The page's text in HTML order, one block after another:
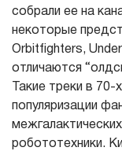
собрали ее на
некоторые
Orbitfighters,
отличаются
Такие треки в
популяризации
робототехники.